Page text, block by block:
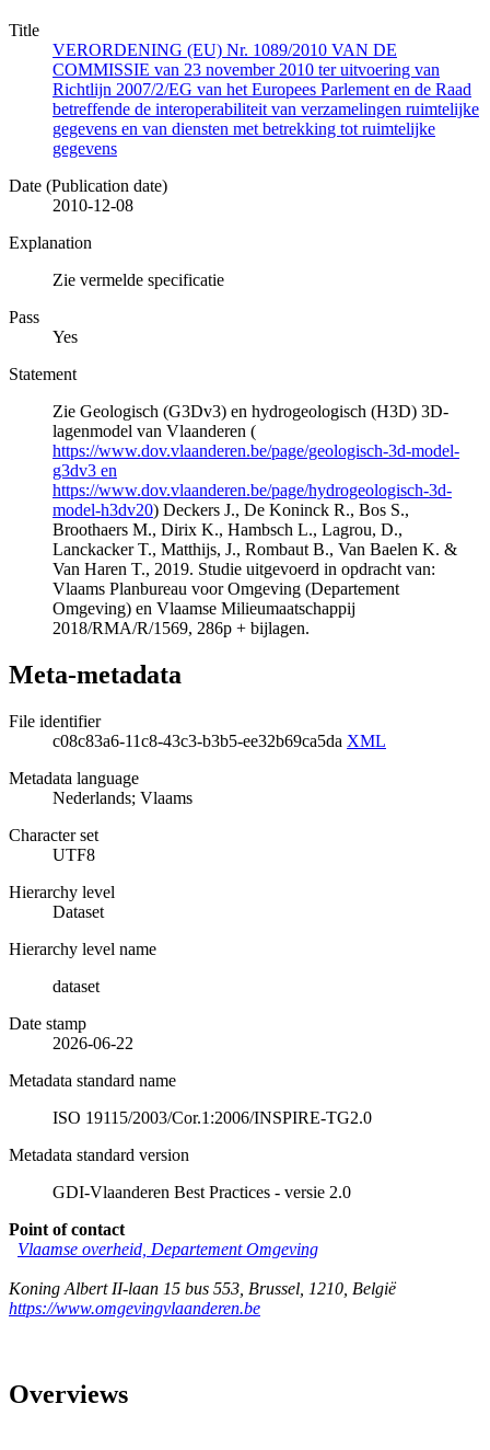
Title
VERORDENING (EU) Nr. 1089/2010 VAN DE
COMMISSIE van 23 november 2010 ter uitvoering van
Richtlijn 2007/2/EG van het Europees Parlement en de Raad
betreffende de interoperabiliteit van verzamelingen ruimtelijke
gegevens en van diensten met betrekking tot ruimtelijke
gegevens
Date (Publication date)
2010-12-08
Explanation
Zie vermelde specificatie
Pass
Yes
Statement
Zie Geologisch (G3Dv3) en hydrogeologisch (H3D) 3D-
lagenmodel van Vlaanderen (
https://www.dov.vlaanderen.be/page/geologisch-3d-model-
g3dv3 en
https://www.dov.vlaanderen.be/page/hydrogeologisch-3d-
model-h3dv20) Deckers J., De Koninck R., Bos S.,
Broothaers M., Dirix K., Hambsch L., Lagrou, D.,
Lanckacker T., Matthijs, J., Rombaut B., Van Baelen K. &
Van Haren T., 2019. Studie uitgevoerd in opdracht van:
Vlaams Planbureau voor Omgeving (Departement
Omgeving) en Vlaamse Milieumaatschappij
2018/RMA/R/1569, 286p + bijlagen.
Meta-metadata
File identifier
c08c83a6-11c8-43c3-b3b5-ee32b69ca5da XML
Metadata language
Nederlands; Vlaams
Character set
UTF8
Hierarchy level
Dataset
Hierarchy level name
dataset
Date stamp
2026-06-22
Metadata standard name
ISO 19115/2003/Cor.1:2006/INSPIRE-TG2.0
Metadata standard version
GDI-Vlaanderen Best Practices - versie 2.0
Point of contact
Vlaamse overheid, Departement Omgeving
Koning Albert II-laan 15 bus 553 Brussel 1210 België
https://www.omgevingvlaanderen.be
Overviews